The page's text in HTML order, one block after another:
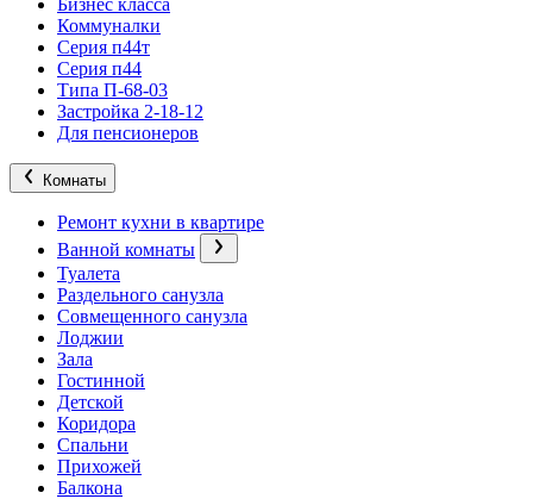
Бизнес класса
Коммуналки
Серия п44т
Серия п44
Типа П-68-03
Застройка 2-18-12
Для пенсионеров
Комнаты
Ремонт кухни в квартире
Ванной комнаты
Туалета
Раздельного санузла
Совмещенного санузла
Лоджии
Зала
Гостинной
Детской
Коридора
Спальни
Прихожей
Балкона